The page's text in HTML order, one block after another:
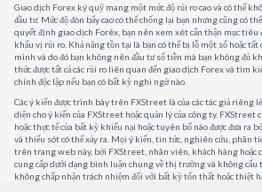
Giao dịch Forex ký quỹ mang một mức độ rủi ro cao và có thể
đầu tư. Mức độ đòn bẩy cao có thể chống lại bạn nhưng cũng có
quyết định giao dịch Forêx, bạn nên xem xét cẩn thận mục tiêu
khẩu vị rủi ro. Khả năng tồn tại là bạn có thể bị lỗ một số hoặc tất
mình và do đó bạn không nên đầu tư số tiền mà bạn không đủ
thức được tất cả các rủi ro liên quan đến giao dịch Forex và tìm
chính độc lập nếu bạn có bất kỳ nghi ngờ nào.
Các ý kiến được trình bày trên FXStreet là của các tác giả riêng
diện cho ý kiến của FXStreet hoặc quản lý của công ty. FXStreet
hoặc thực tế của bất kỳ khiếu nại hoặc tuyên bố nào được đưa ra
và thiếu sót có thể xảy ra. Mọi ý kiến, tin tức, nghiên cứu, phân
trên trang web này, bởi FXStreet, nhân viên, khách hàng hoặc
cung cấp dưới dạng bình luận chung về thị trường và không cấu
không chấp nhận trách nhiệm đối với bất kỳ tổn thất hoặc thiệt